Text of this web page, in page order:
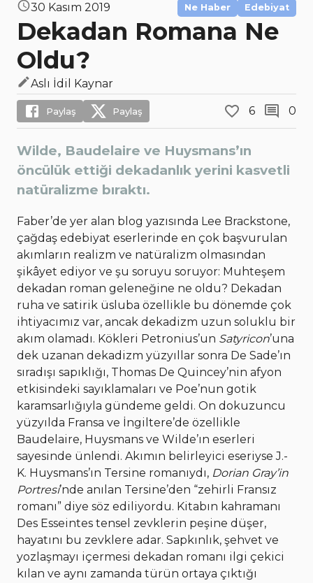
30 Kasım 2019 Ne Haber Edebiyat
Dekadan Romana Ne
Oldu?
Aslı İdil Kaynar
Paylaş Paylaş 6 0
Wilde, Baudelaire ve Huysmans’ın
öncülük ettiği dekadanlık yerini kasvetli
natüralizme bıraktı.
Faber’de yer alan blog yazısında Lee Brackstone,
çağdaş edebiyat eserlerinde en çok başvurulan
akımların realizm ve natüralizm olmasından
şikâyet ediyor ve şu soruyu soruyor: Muhteşem
dekadan roman geleneğine ne oldu? Dekadan
ruha ve satirik üsluba özellikle bu dönemde çok
ihtiyacımız var, ancak dekadizm uzun soluklu bir
akım olamadı. Kökleri Petronius’un Satyricon’una
dek uzanan dekadizm yüzyıllar sonra De Sade’ın
sıradışı sapıklığı, Thomas De Quincey’nin afyon
etkisindeki sayıklamaları ve Poe’nun gotik
karamsarlığıyla gündeme geldi. On dokuzuncu
yüzyılda Fransa ve İngiltere’de özellikle
Baudelaire, Huysmans ve Wilde’ın eserleri
sayesinde ünlendi. Akımın belirleyici eseriyse J.-
K. Huysmans’ın Tersine romanıydı, Dorian Gray’in
Portresi’nde anılan Tersine’den “zehirli Fransız
romanı” diye söz ediliyordu. Kitabın kahramanı
Des Esseintes tensel zevklerin peşine düşer,
hayatını bu zevklere adar. Sapkınlık, şehvet ve
yozlaşmayı içermesi dekadan romanı ilgi çekici
kılan ve aynı zamanda türün ortaya çıktığı